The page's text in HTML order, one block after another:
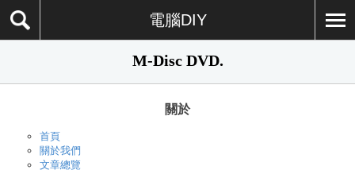
電腦DIY
M-Disc DVD.
關於
首頁
關於我們
文章總覽